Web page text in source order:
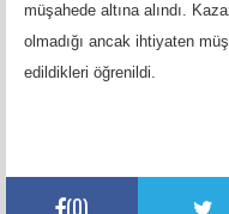
müşahede altına alındı.
olmadığı ancak ihtiyaten
edildikleri öğrenildi.
(0)